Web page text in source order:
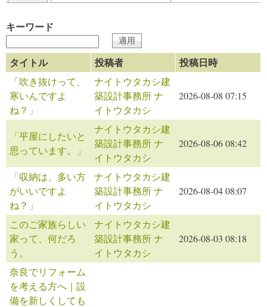
キーワード
タイトル 投稿者 投稿日時
「吹き抜けって、
寒いんですよ
ね？」
ナイトウタカシ建
築設計事務所 ナ
イトウタカシ
2026-08-08 07:15
「平屋にしたいと
思っています。」
ナイトウタカシ建
築設計事務所 ナ
イトウタカシ
2026-08-06 08:42
「収納は、多い方
がいいですよ
ね？」
ナイトウタカシ建
築設計事務所 ナ
イトウタカシ
2026-08-04 08:07
このご家族らしい
家って、何だろ
う。
ナイトウタカシ建
築設計事務所 ナ
イトウタカシ
2026-08-03 08:18
奈良でリフォーム
を考える方へ｜設
備を新しくしても